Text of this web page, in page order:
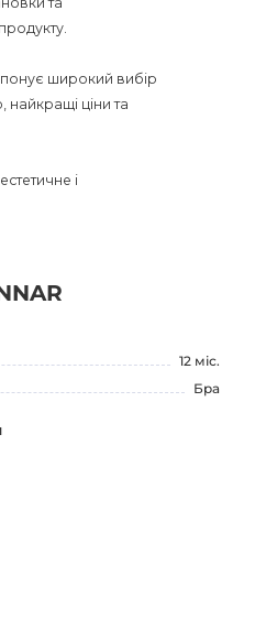
широкий вибір
найкращі ціни та
і
своїх інтер'єрах.
допоможе його
дозволяє
12 міс.
Бра